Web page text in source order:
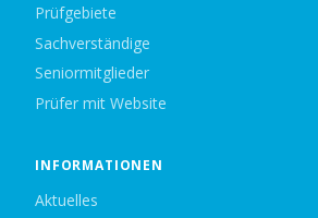
Prüfgebiete
Sachverständige
Seniormitglieder
Prüfer mit Website
INFORMATIONEN
Aktuelles